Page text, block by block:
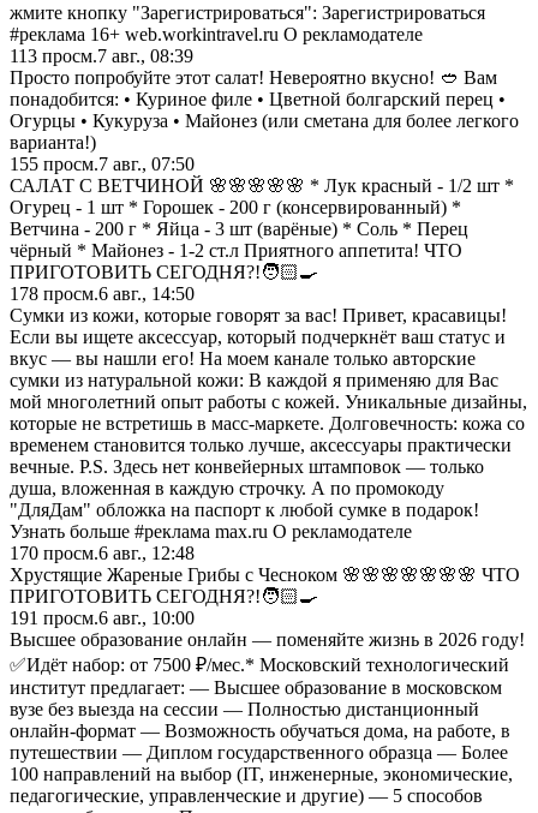
жмите кнопку "Зарегистрироваться": Зарегистрироваться
#реклама 16+ web.workintravel.ru О рекламодателе
113 просм.7 авг., 08:39
Просто попробуйте этот салат! Невероятно вкусно! 🥙 Вам
понадобится: • Куриное филе • Цветной болгарский перец •
Огурцы • Кукуруза • Майонез (или сметана для более легкого
варианта!)
155 просм.7 авг., 07:50
САЛАТ С ВЕТЧИНОЙ 🌸🌸🌸🌸🌸 * Лук красный - 1/2 шт *
Огурец - 1 шт * Горошек - 200 г (консервированный) *
Ветчина - 200 г * Яйца - 3 шт (варёные) * Соль * Перец
чёрный * Майонез - 1-2 ст.л Приятного аппетита! ЧТО
ПРИГОТОВИТЬ СЕГОДНЯ?!🧑🏻‍🍳
178 просм.6 авг., 14:50
Сумки из кожи, которые говорят за вас! Привет, красавицы!
Если вы ищете аксессуар, который подчеркнёт ваш статус и
вкус — вы нашли его! На моем канале только авторские
сумки из натуральной кожи: В каждой я применяю для Вас
мой многолетний опыт работы с кожей. Уникальные дизайны,
которые не встретишь в масс-маркете. Долговечность: кожа со
временем становится только лучше, аксессуары практически
вечные. P.S. Здесь нет конвейерных штамповок — только
душа, вложенная в каждую строчку. А по промокоду
"ДляДам" обложка на паспорт к любой сумке в подарок!
Узнать больше #реклама max.ru О рекламодателе
170 просм.6 авг., 12:48
Хрустящие Жареные Грибы с Чесноком 🌸🌸🌸🌸🌸🌸🌸 ЧТО
ПРИГОТОВИТЬ СЕГОДНЯ?!🧑🏻‍🍳
191 просм.6 авг., 10:00
Высшее образование онлайн — поменяйте жизнь в 2026 году!
✅Идёт набор: от 7500 ₽/мес.* Московский технологический
институт предлагает: — Высшее образование в московском
вузе без выезда на сессии — Полностью дистанционный
онлайн-формат — Возможность обучаться дома, на работе, в
путешествии — Диплом государственного образца — Более
100 направлений на выбор (IT, инженерные, экономические,
педагогические, управленческие и другие) — 5 способов